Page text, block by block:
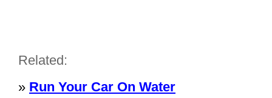
Related:
» Run Your Car On Water